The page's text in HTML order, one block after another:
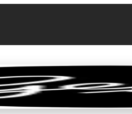
Feinkost-Abo Firmenkunden